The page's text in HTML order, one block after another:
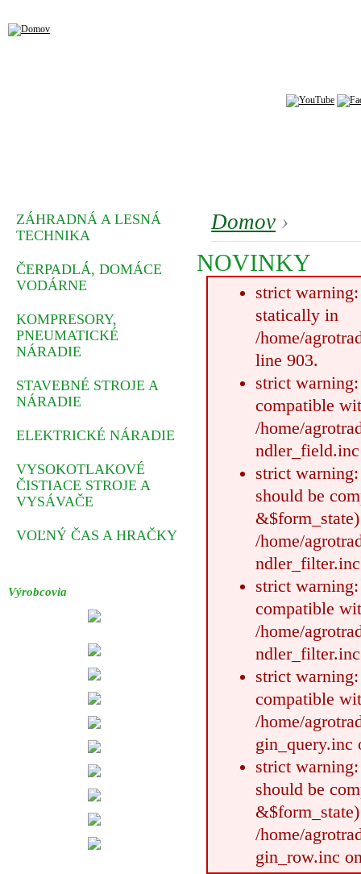
Domov ›
NOVINKY
strict
statically in
/home/
line 903.
strict
compatible
/home/
strict
should be
/home/
strict
compatible
/home/
strict
compatible
/home/
gin_query.inc
strict
should be
/home/
gin_row.inc
ZÁHRADNÁ A LESNÁ
TECHNIKA
ČERPADLÁ, DOMÁCE
VODÁRNE
KOMPRESORY,
PNEUMATICKÉ
NÁRADIE
STAVEBNÉ STROJE A
NÁRADIE
ELEKTRICKÉ NÁRADIE
VYSOKOTLAKOVÉ
ČISTIACE STROJE A
VYSÁVAČE
VOĽNÝ ČAS A HRAČKY
Výrobcovia